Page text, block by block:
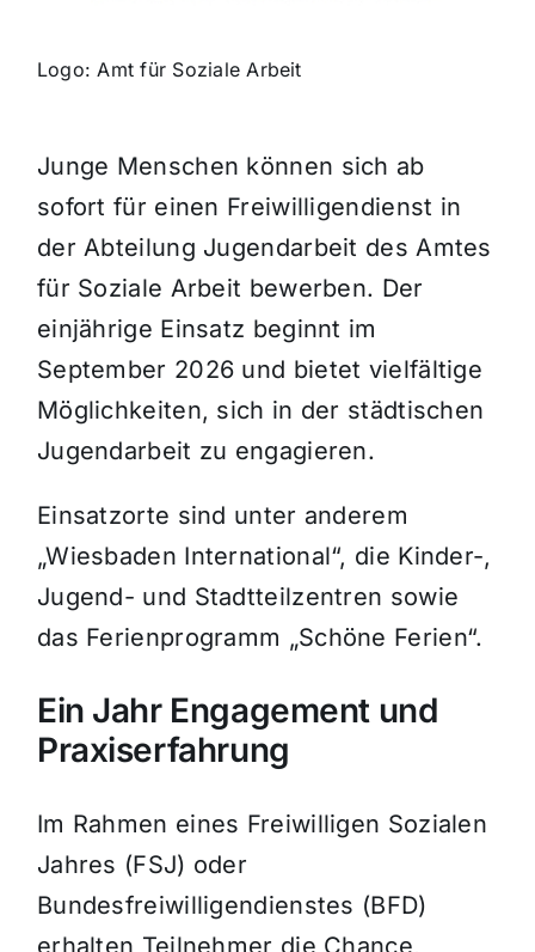
Logo: Amt für Soziale Arbeit
Junge Menschen können sich ab
sofort für einen Freiwilligendienst in
der Abteilung Jugendarbeit des Amtes
für Soziale Arbeit bewerben. Der
einjährige Einsatz beginnt im
September 2026 und bietet vielfältige
Möglichkeiten, sich in der städtischen
Jugendarbeit zu engagieren.
Einsatzorte sind unter anderem
„Wiesbaden International“, die Kinder-,
Jugend- und Stadtteilzentren sowie
das Ferienprogramm „Schöne Ferien“.
Ein Jahr Engagement und
Praxiserfahrung
Im Rahmen eines Freiwilligen Sozialen
Jahres (FSJ) oder
Bundesfreiwilligendienstes (BFD)